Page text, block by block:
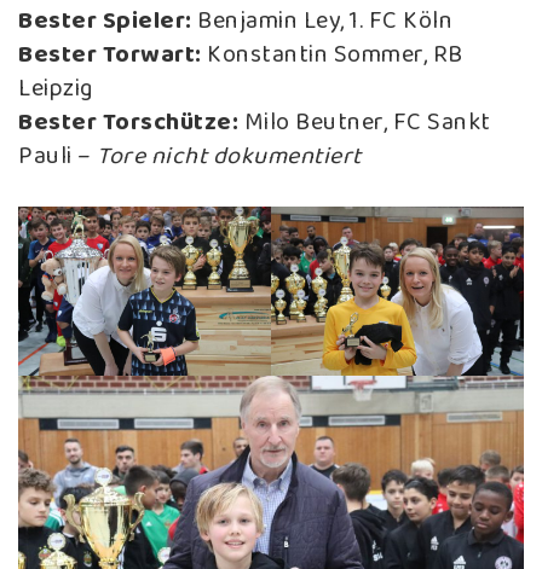
Bester Spieler: Benjamin Ley, 1. FC Köln
Bester Torwart: Konstantin Sommer, RB
Leipzig
Bester Torschütze: Milo Beutner, FC Sankt
Pauli – Tore nicht dokumentiert